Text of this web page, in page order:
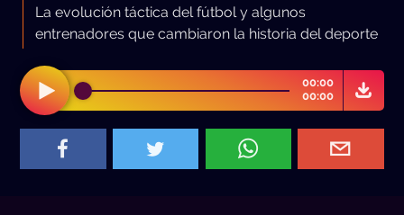
La evolución táctica del fútbol y algunos
entrenadores que cambiaron la historia del deporte
00:00
00:00